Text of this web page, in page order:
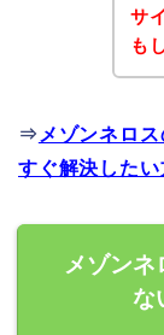
サ
も
⇒ メゾンネロ
すぐ解決したい
メゾンネ
な